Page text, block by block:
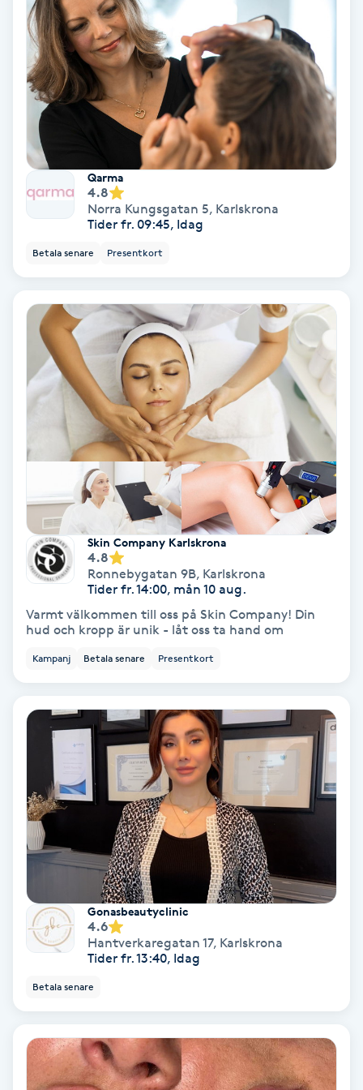
Ansiktsbehandling djuprengörande
Babylights
Balayage
Bambumassage
Barber
BIAB
Blowout
Bottenfärg
Brynformning
Brynfärgning
Brynplockning
Bröllopsuppsättning
Color correction
Cryoterapi
Damklippning
Dermapen
Diamantslipning
Extensions
Qarma
4.8
Norra Kungsgatan 5, Karlskrona
Tider fr. 09:45, Idag
Betala senare Presentkort
Skin Company Karlskrona
4.8
Ronnebygatan 9B, Karlskrona
Tider fr. 14:00, mån 10 aug.
Varmt välkommen till oss på Skin Company! Din
hud och kropp är unik - låt oss ta hand om
Kampanj Betala senare Presentkort
Gonasbeautyclinic
4.6
Hantverkaregatan 17, Karlskrona
Tider fr. 13:40, Idag
Betala senare